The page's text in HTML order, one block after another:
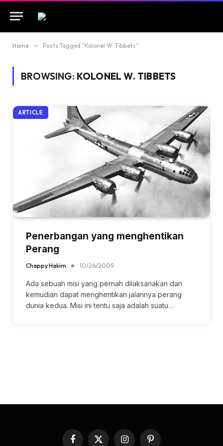
Home » Posts Tagged "Kolonel W. Tibbets"
BROWSING: KOLONEL W. TIBBETS
ARTICLE
Penerbangan yang menghentikan
Perang
Chappy Hakim 10/26/2009
Ada sebuah misi yang pernah dilaksanakan dan
kemudian dapat menghentikan jalannya perang
dunia kedua. Misi ini tentu saja adalah suatu…
Facebook
X InstagramPinterest